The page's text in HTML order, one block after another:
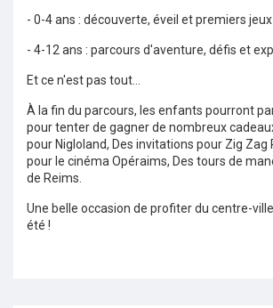
- 0-4 ans : découverte, éveil et premiers jeux
- 4-12 ans : parcours d'aventure, défis et
Et ce n'est pas tout...
À la fin du parcours, les enfants pourront
pour tenter de gagner de nombreux
pour Nigloland, Des invitations pour Zig Zag
pour le cinéma Opéraims, Des tours de
de Reims.
Une belle occasion de profiter du centre-
été !